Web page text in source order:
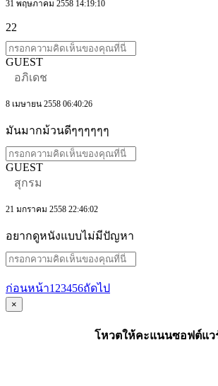
31 พฤษภาคม 2558 14:19:10
22
GUEST
อภิเดช
8 เมษายน 2558 06:40:26
มันมากม้วนดีๆๆๆๆๆๆ
GUEST
สุกรม
21 มกราคม 2558 22:46:02
อยากดูหนังแบบไม่มีปัญหา
ก่อนหน้า1 23456ถัดไป
×
โหวตให้คะแนนซอฟต์แว